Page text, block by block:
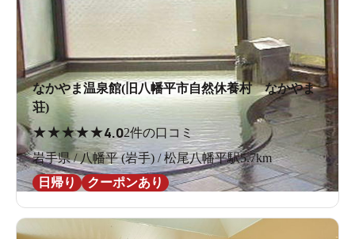
なかやま温泉館(旧八幡平市自然休養村 なかやま
荘)
★★★★★4.02件の口コミ
岩手県 / 八幡平 (岩手) / 松尾八幡平駅5.7km
日帰り
クーポンあり